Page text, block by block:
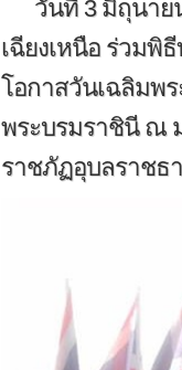
วันที่ 3 มิถุนายน
เฉียงเหนือ ร่วมพิ
โอกาสวันเฉลิมพ
พระบรมราชินี ณ
ราชภัฏอุบลราชธ